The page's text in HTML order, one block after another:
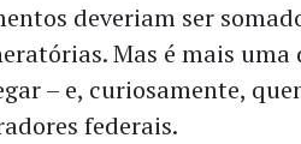
deveriam ser
Mas é mais uma
– e, curiosamente,
federais.